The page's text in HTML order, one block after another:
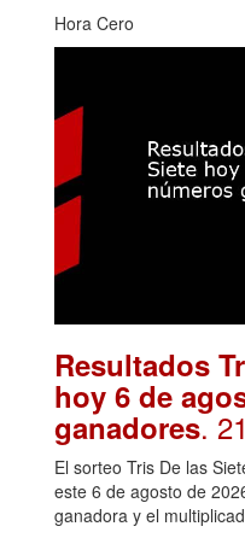
Hora Cero
Resultados
hoy 6 de
ganadores.
El sorteo Tris De las
este 6 de agosto de
ganadora y el